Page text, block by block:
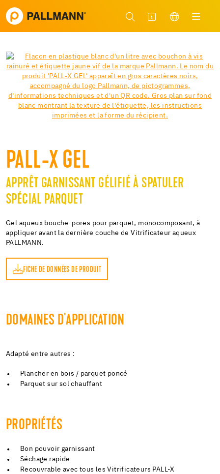
PALL-X GEL
APPRÊT GARNISSANT GÉLIFIÉ À SPATULER
SPÉCIAL PARQUET
Gel aqueux bouche-pores pour parquet, monocomposant, à
appliquer avant la dernière couche de Vitrificateur aqueux
PALLMANN.
FICHE DE DONNÉES DE PRODUIT
DOMAINES D'APPLICATION
Adapté entre autres :
Plancher en bois / parquet poncé
Parquet sur sol chauffant
PROPRIÉTÉS
Bon pouvoir garnissant
Séchage rapide
Recouvrable avec tous les Vitrificateurs PALL-X